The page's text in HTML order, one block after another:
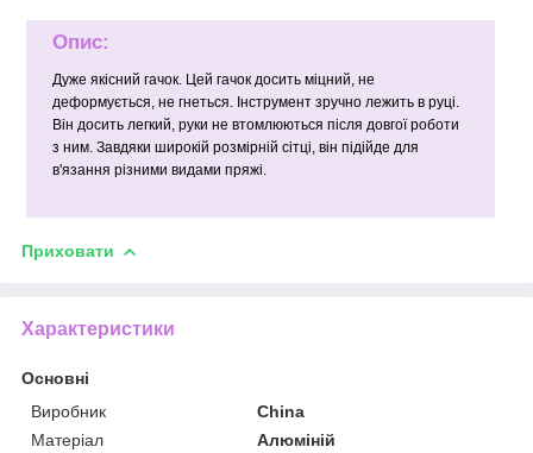
Опис:
Дуже якісний гачок. Цей гачок досить міцний, не
деформується, не гнеться. Інструмент зручно лежить в руці.
Він досить легкий, руки не втомлюються після довгої роботи
з ним. Завдяки широкій розмірній сітці, він підійде для
в'язання різними видами пряжі.
Приховати
Характеристики
Основні
Виробник
China
Матеріал
Алюміній